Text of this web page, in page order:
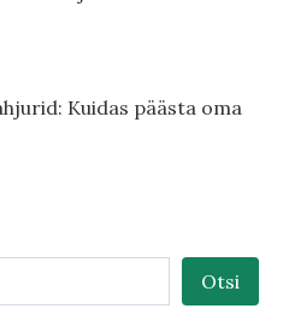
Kuidas päästa oma
Otsi